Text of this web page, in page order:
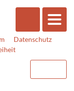
Datenschutz